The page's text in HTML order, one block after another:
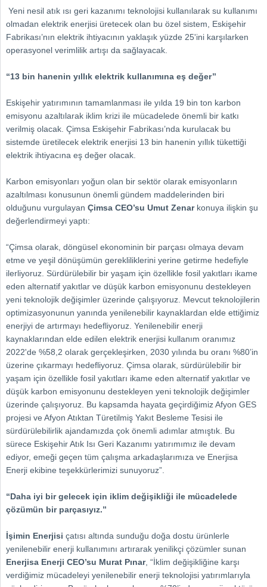
Yeni nesil atık ısı geri kazanımı teknolojisi kullanılarak su kullanımı
olmadan elektrik enerjisi üretecek olan bu özel sistem, Eskişehir
Fabrikası’nın elektrik ihtiyacının yaklaşık yüzde 25'ini karşılarken
operasyonel verimlilik artışı da sağlayacak.
“13 bin hanenin yıllık elektrik kullanımına eş değer’’
Eskişehir yatırımının tamamlanması ile yılda 19 bin ton karbon
emisyonu azaltılarak iklim krizi ile mücadelede önemli bir katkı
verilmiş olacak. Çimsa Eskişehir Fabrikası’nda kurulacak bu
sistemde üretilecek elektrik enerjisi 13 bin hanenin yıllık tükettiği
elektrik ihtiyacına eş değer olacak.
Karbon emisyonları yoğun olan bir sektör olarak emisyonların
azaltılması konusunun önemli gündem maddelerinden biri
olduğunu vurgulayan Çimsa CEO’su Umut Zenarkonuya ilişkin şu
değerlendirmeyi yaptı:
“Çimsa olarak, döngüsel ekonominin bir parçası olmaya devam
etme ve yeşil dönüşümün gerekliliklerini yerine getirme hedefiyle
ilerliyoruz. Sürdürülebilir bir yaşam için özellikle fosil yakıtları ikame
eden alternatif yakıtlar ve düşük karbon emisyonunu destekleyen
yeni teknolojik değişimler üzerinde çalışıyoruz. Mevcut teknolojilerin
optimizasyonunun yanında yenilenebilir kaynaklardan elde ettiğimiz
enerjiyi de artırmayı hedefliyoruz. Yenilenebilir enerji
kaynaklarından elde edilen elektrik enerjisi kullanım oranımız
2022'de %58,2 olarak gerçekleşirken, 2030 yılında bu oranı %80’in
üzerine çıkarmayı hedefliyoruz. Çimsa olarak, sürdürülebilir bir
yaşam için özellikle fosil yakıtları ikame eden alternatif yakıtlar ve
düşük karbon emisyonunu destekleyen yeni teknolojik değişimler
üzerinde çalışıyoruz. Bu kapsamda hayata geçirdiğimiz Afyon GES
projesi ve Afyon Atıktan Türetilmiş Yakıt Besleme Tesisi ile
sürdürülebilirlik ajandamızda çok önemli adımlar atmıştık. Bu
sürece Eskişehir Atık Isı Geri Kazanımı yatırımımız ile devam
ediyor, emeği geçen tüm çalışma arkadaşlarımıza ve Enerjisa
Enerji ekibine teşekkürlerimizi sunuyoruz”.
“Daha iyi bir gelecek için iklim değişikliği ile mücadelede
çözümün bir parçasıyız.’’
İşimin Enerjisi çatısı altında sunduğu doğa dostu ürünlerle
yenilenebilir enerji kullanımını artırarak yenilikçi çözümler sunan
Enerjisa Enerji CEO’su Murat Pınar, “İklim değişikliğine karşı
verdiğimiz mücadeleyi yenilenebilir enerji teknolojisi yatırımlarıyla